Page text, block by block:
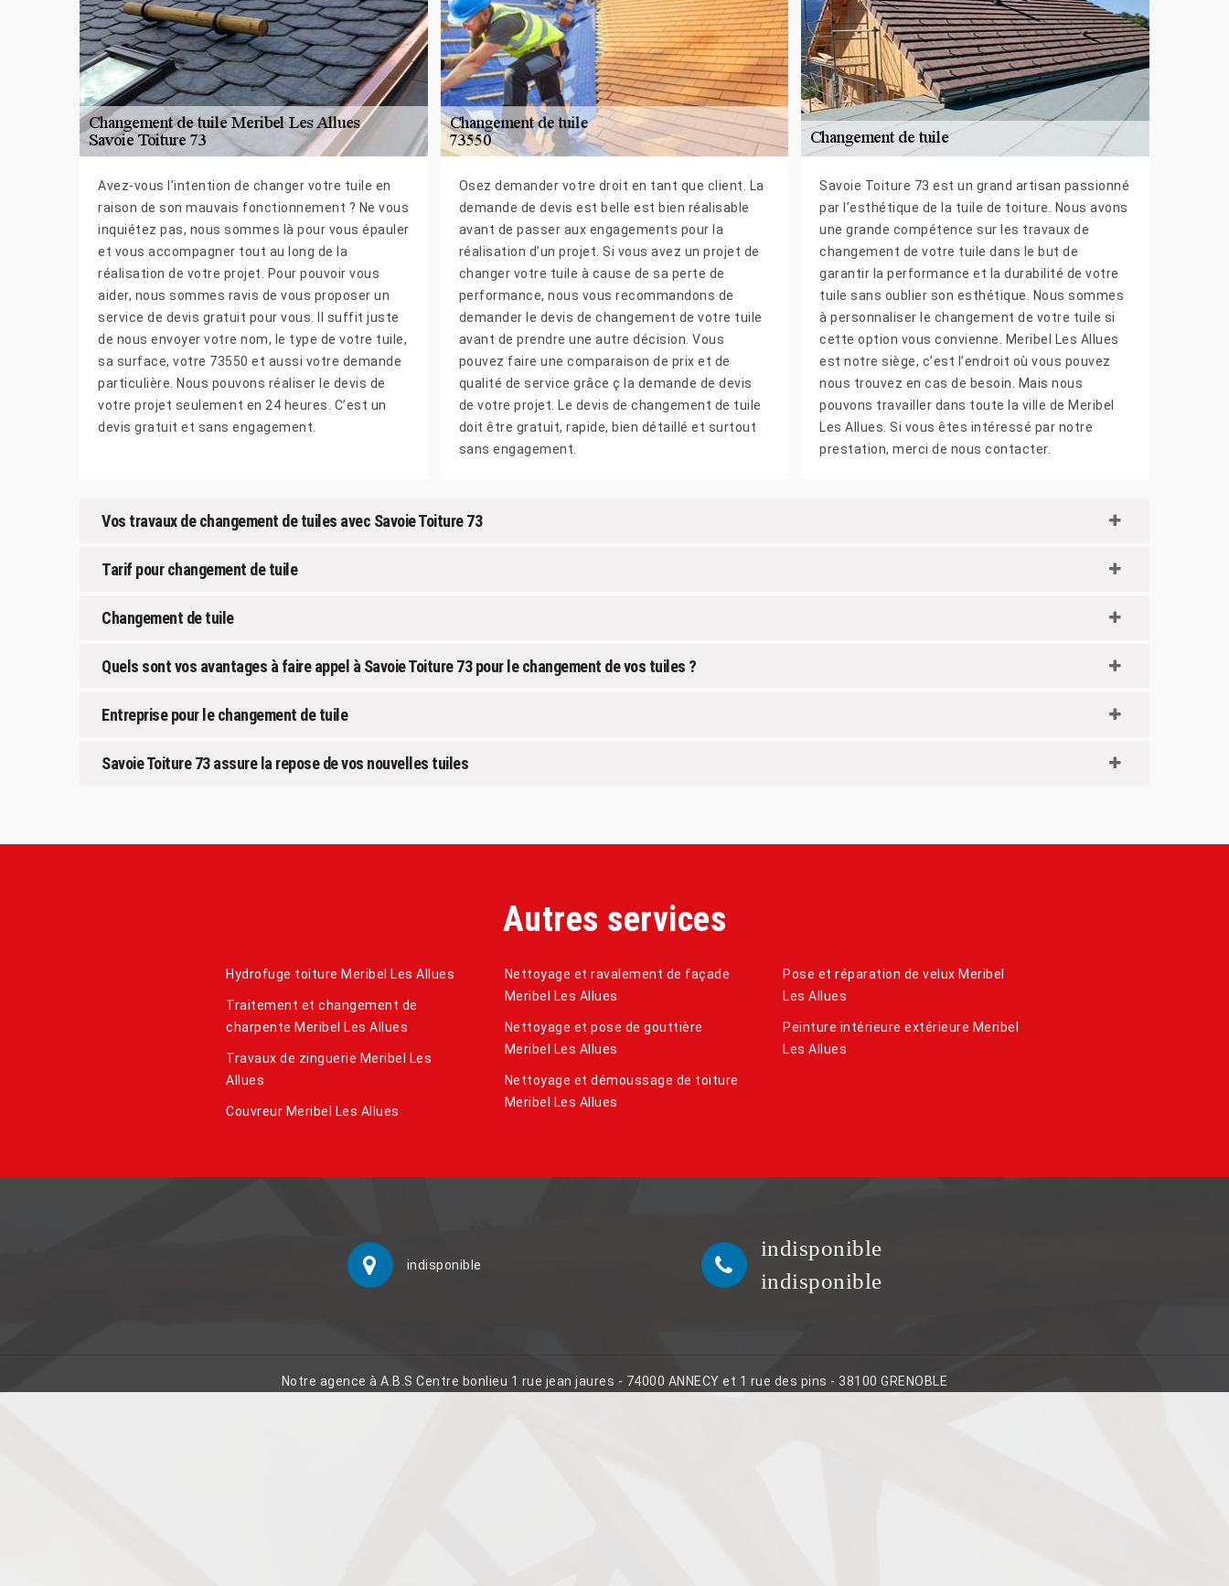
Avez-vous l’intention de changer votre tuile en
raison de son mauvais fonctionnement ? Ne vous
inquiétez pas, nous sommes là pour vous épauler
et vous accompagner tout au long de la
réalisation de votre projet. Pour pouvoir vous
aider, nous sommes ravis de vous proposer un
service de devis gratuit pour vous. Il suffit juste
de nous envoyer votre nom, le type de votre tuile,
sa surface, votre 73550 et aussi votre demande
particulière. Nous pouvons réaliser le devis de
votre projet seulement en 24 heures. C’est un
devis gratuit et sans engagement.
Osez demander votre droit en tant que client. La
demande de devis est belle est bien réalisable
avant de passer aux engagements pour la
réalisation d’un projet. Si vous avez un projet de
changer votre tuile à cause de sa perte de
performance, nous vous recommandons de
demander le devis de changement de votre tuile
avant de prendre une autre décision. Vous
pouvez faire une comparaison de prix et de
qualité de service grâce ç la demande de devis
de votre projet. Le devis de changement de tuile
doit être gratuit, rapide, bien détaillé et surtout
sans engagement.
Savoie Toiture 73 est un grand artisan passionné
par l’esthétique de la tuile de toiture. Nous avons
une grande compétence sur les travaux de
changement de votre tuile dans le but de
garantir la performance et la durabilité de votre
tuile sans oublier son esthétique. Nous sommes
à personnaliser le changement de votre tuile si
cette option vous convienne. Meribel Les Allues
est notre siège, c’est l’endroit où vous pouvez
nous trouvez en cas de besoin. Mais nous
pouvons travailler dans toute la ville de Meribel
Les Allues. Si vous êtes intéressé par notre
prestation, merci de nous contacter.
Vos travaux de changement de tuiles avec Savoie Toiture 73
Tarif pour changement de tuile
Changement de tuile
Quels sont vos avantages à faire appel à Savoie Toiture 73 pour le changement de vos tuiles ?
Entreprise pour le changement de tuile
Savoie Toiture 73 assure la repose de vos nouvelles tuiles
Autres services
Hydrofuge toiture Meribel Les Allues
Traitement et changement de
charpente Meribel Les Allues
Travaux de zinguerie Meribel Les
Allues
Couvreur Meribel Les Allues
Nettoyage et ravalement de façade
Meribel Les Allues
Nettoyage et pose de gouttière
Meribel Les Allues
Nettoyage et démoussage de toiture
Meribel Les Allues
Pose et réparation de velux Meribel
Les Allues
Peinture intérieure extérieure Meribel
Les Allues
indisponible
indisponible
indisponible
Notre agence à A.B.S Centre bonlieu 1 rue jean jaures - 74000 ANNECY et 1 rue des pins - 38100 GRENOBLE